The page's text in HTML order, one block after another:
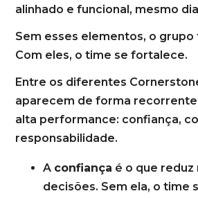
alinhado e funcional, mesmo
Sem esses elementos, o grupo
Com eles, o time se fortalece.
Entre os diferentes
aparecem de forma
alta performance: confiança,
responsabilidade.
A confiança é o que reduz
decisões. Sem ela, o time